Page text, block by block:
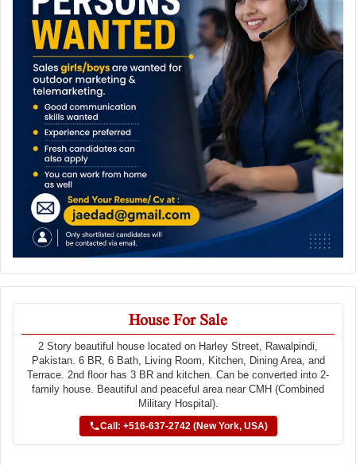
House For Sale
2 Story beautiful house located on Harley Street, Rawalpindi,
Pakistan. 6 BR, 6 Bath, Living Room, Kitchen, Dining Area, and
Terrace. 2nd floor has 3 BR and kitchen. Can be converted into 2-
family house. Beautiful and peaceful area near CMH (Combined
Military Hospital).
Call: +516-637-2742 (New York, USA)